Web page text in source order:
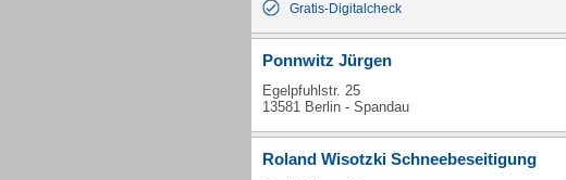
Gratis-Digitalcheck
Ponnwitz Jürgen
Egelpfuhlstr. 25
13581 Berlin - Spandau
Roland Wisotzki Schneebeseitigung